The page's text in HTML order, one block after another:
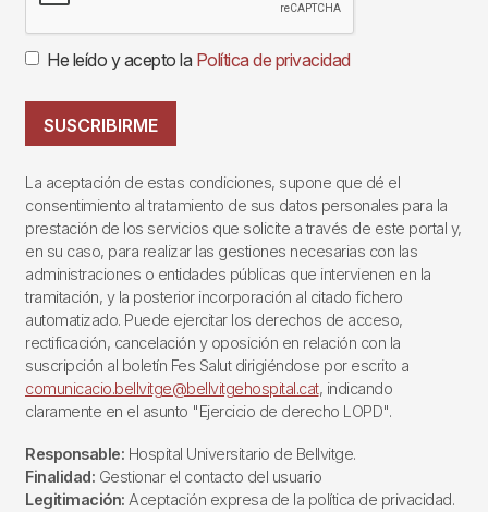
He leído y acepto la Política de privacidad
SUSCRIBIRME
La aceptación de estas condiciones, supone que dé el
consentimiento al tratamiento de sus datos personales para la
prestación de los servicios que solicite a través de este portal y,
en su caso, para realizar las gestiones necesarias con las
administraciones o entidades públicas que intervienen en la
tramitación, y la posterior incorporación al citado fichero
automatizado. Puede ejercitar los derechos de acceso,
rectificación, cancelación y oposición en relación con la
suscripción al boletín Fes Salut dirigiéndose por escrito a
comunicacio.bellvitge@bellvitgehospital.cat, indicando
claramente en el asunto "Ejercicio de derecho LOPD".
Responsable: Hospital Universitario de Bellvitge.
Finalidad: Gestionar el contacto del usuario
Legitimación: Aceptación expresa de la política de privacidad.